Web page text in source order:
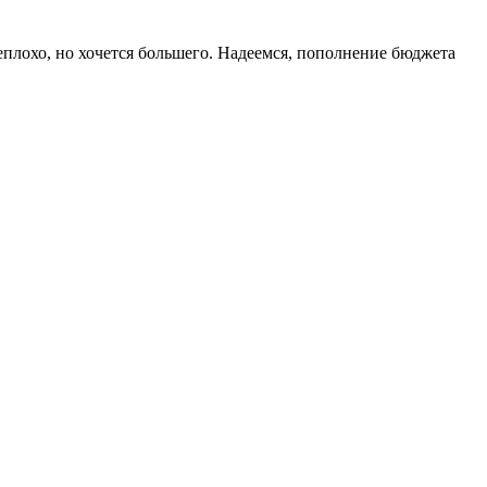
но хочется большего. Надеемся, пополнение бюджета